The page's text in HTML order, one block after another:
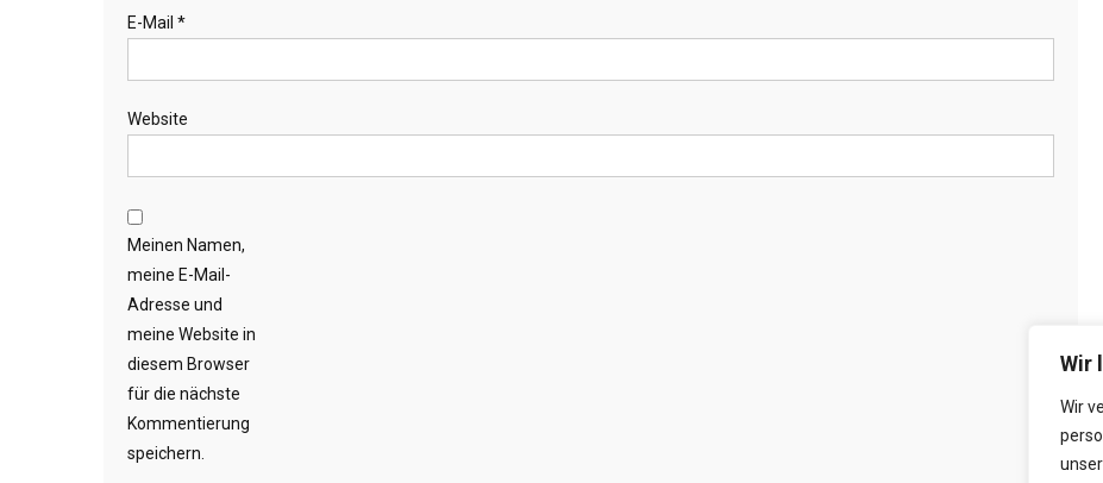
Wir
Wir
E-Mail *
Website
Meinen Namen,
meine E-Mail-
Adresse und
meine Website in
diesem Browser
für die nächste
Kommentierung
speichern.